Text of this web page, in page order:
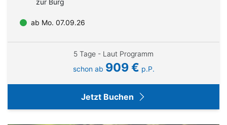
zur Burg
ab Mo. 07.09.26
5 Tage - Laut Programm
schon ab 909 € p.P.
Jetzt Buchen